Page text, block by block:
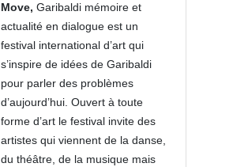
Move, Garibaldi mémoire et
actualité en dialogue est un
festival international d’art qui
s’inspire de idées de Garibaldi
pour parler des problèmes
d’aujourd’hui. Ouvert à toute
forme d’art le festival invite des
artistes qui viennent de la danse,
du théâtre, de la musique mais